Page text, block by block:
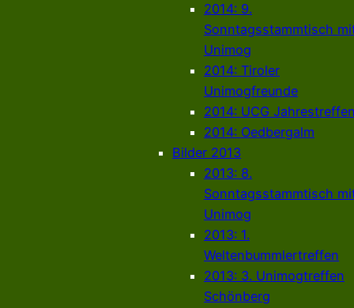
2014: 9.
Sonntagsstammtisch
Unimog
2014: Tiroler
Unimogfreunde
2014: UCG
2014: Oedbergalm
Bilder 2013
2013: 8.
Sonntagsstammtisch
Unimog
2013: 1.
Weltenbummlertreffen
2013: 3. Unimogtreffen
Schönberg